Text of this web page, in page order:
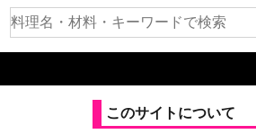
このサイトについて